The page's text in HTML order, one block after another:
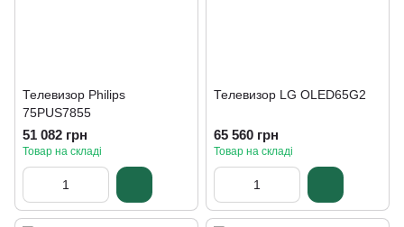
Телевизор Philips
75PUS7855
51 082 грн
Товар на складі
Телевизор LG OLED65G2
65 560 грн
Товар на складі